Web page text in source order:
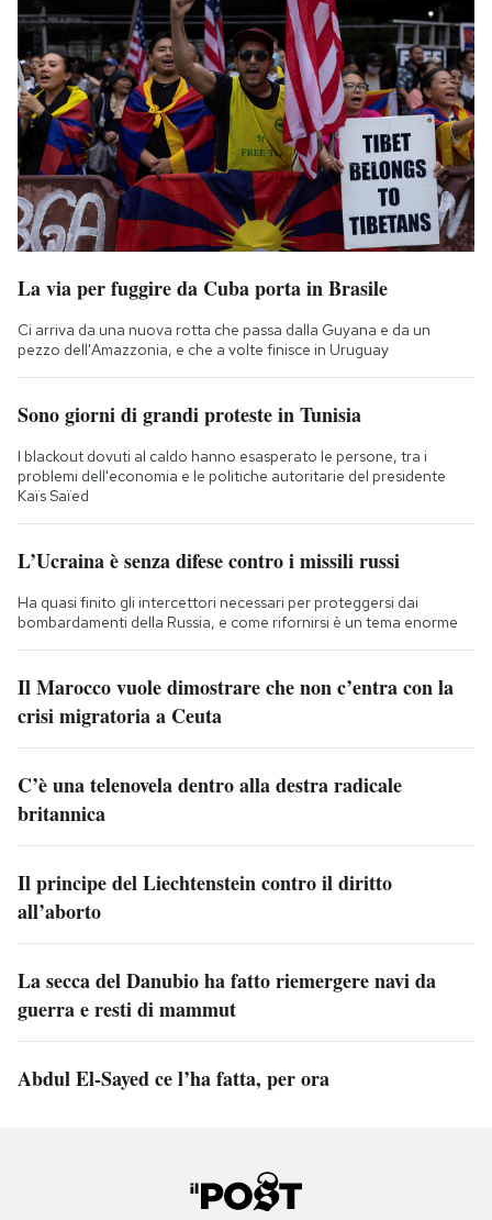
La via per fuggire da Cuba porta in Brasile
Ci arriva da una nuova rotta che passa dalla Guyana e da un
pezzo dell'Amazzonia, e che a volte finisce in Uruguay
Sono giorni di grandi proteste in Tunisia
I blackout dovuti al caldo hanno esasperato le persone, tra i
problemi dell'economia e le politiche autoritarie del presidente
Kaïs Saïed
L’Ucraina è senza difese contro i missili russi
Ha quasi finito gli intercettori necessari per proteggersi dai
bombardamenti della Russia, e come rifornirsi è un tema enorme
Il Marocco vuole dimostrare che non c’entra con la
crisi migratoria a Ceuta
C’è una telenovela dentro alla destra radicale
britannica
Il principe del Liechtenstein contro il diritto
all’aborto
La secca del Danubio ha fatto riemergere navi da
guerra e resti di mammut
Abdul El-Sayed ce l’ha fatta, per ora